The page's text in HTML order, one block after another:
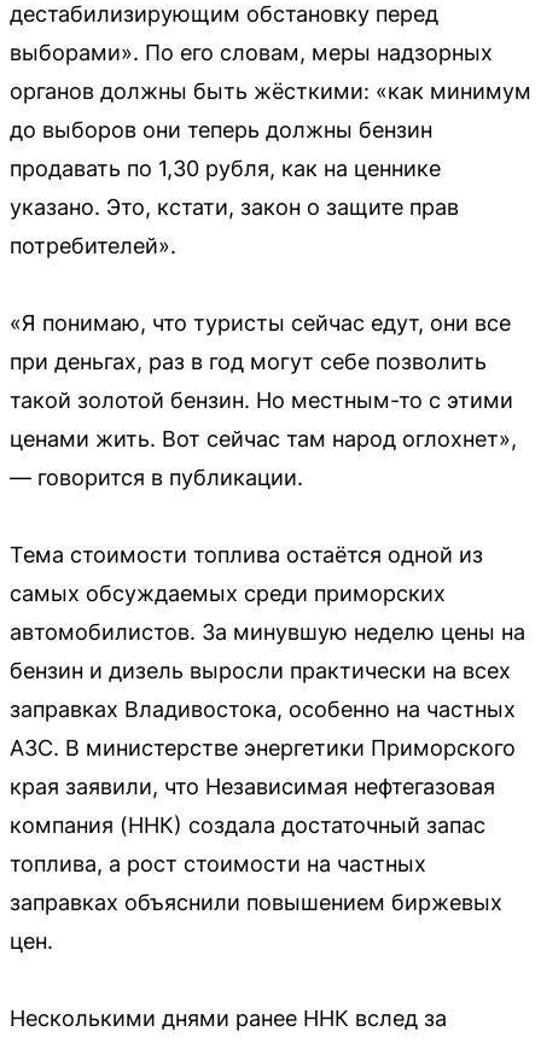
дестабилизирующим обстановку перед
выборами». По его словам, меры надзорных
органов должны быть жёсткими: «как минимум
до выборов они теперь должны бензин
продавать по 1,30 рубля, как на ценнике
указано. Это, кстати, закон о защите прав
потребителей».
«Я понимаю, что туристы сейчас едут, они все
при деньгах, раз в год могут себе позволить
такой золотой бензин. Но местным-то с этими
ценами жить. Вот сейчас там народ оглохнет»,
— говорится в публикации.
Тема стоимости топлива остаётся одной из
самых обсуждаемых среди приморских
автомобилистов. За минувшую неделю цены на
бензин и дизель выросли практически на всех
заправках Владивостока, особенно на частных
АЗС. В министерстве энергетики Приморского
края заявили, что Независимая нефтегазовая
компания (ННК) создала достаточный запас
топлива, а рост стоимости на частных
заправках объяснили повышением биржевых
цен.
Несколькими днями ранее ННК вслед за